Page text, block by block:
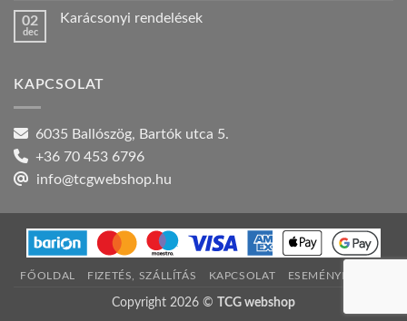
bejegyzéshez
TAGSÁG
02
dec
Karácsonyi rendelések
rendelések
KAPCSOLAT
6035 Ballószög, Bartók utca 5.
+36 70 453 6796
info@tcgwebshop.hu
FŐOLDAL FIZETÉS, SZÁLLÍTÁS KAPCSOLAT ESEMÉNYNAPTÁR
Copyright 2026 © TCG webshop